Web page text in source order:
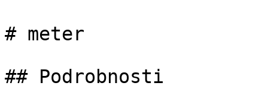
# meter
## Podrobnosti